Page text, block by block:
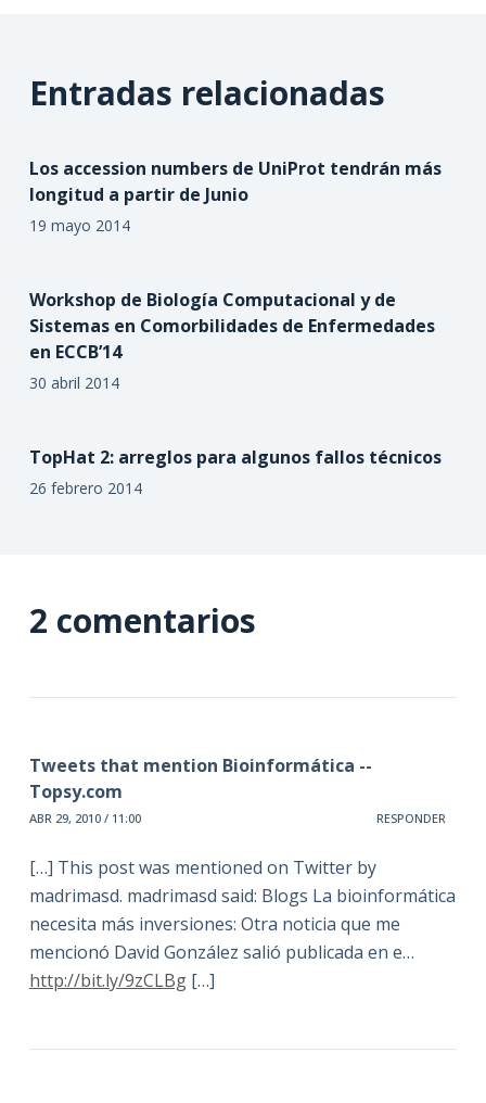
Entradas relacionadas
Los accession numbers de UniProt tendrán más
longitud a partir de Junio
19 mayo 2014
Workshop de Biología Computacional y de
Sistemas en Comorbilidades de Enfermedades
en ECCB’14
30 abril 2014
TopHat 2: arreglos para algunos fallos técnicos
26 febrero 2014
2 comentarios
Tweets that mention Bioinformática --
Topsy.com
ABR 29, 2010 / 11:00 RESPONDER
[…] This post was mentioned on Twitter by
madrimasd. madrimasd said: Blogs La bioinformática
necesita más inversiones: Otra noticia que me
mencionó David González salió publicada en e…
http://bit.ly/9zCLBg[…]